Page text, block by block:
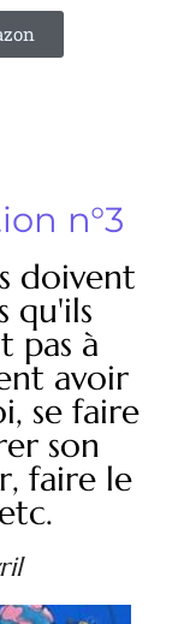
n°3
doivent
qu'ils
pas à
avoir
se faire
son
faire le